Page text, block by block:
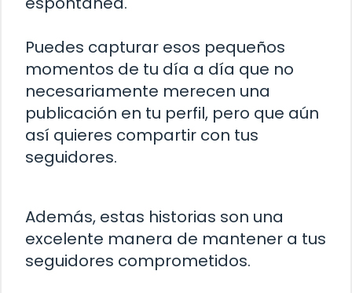
Puedes capturar esos pequeños
momentos de tu día a día que no
necesariamente merecen una
publicación en tu perfil, pero que aún
así quieres compartir con tus
seguidores.
Además, estas historias son una
excelente manera de mantener a tus
seguidores comprometidos.